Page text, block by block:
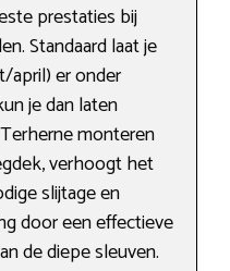
prestaties bij
Standaard laat je
april) er onder
je dan laten
monteren
verhoogt het
slijtage en
door een effectieve
de diepe sleuven.